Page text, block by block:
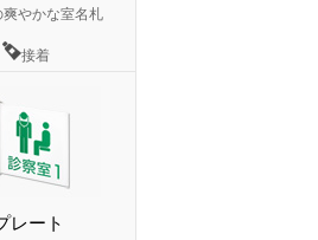
やかな室名札
接着
レート